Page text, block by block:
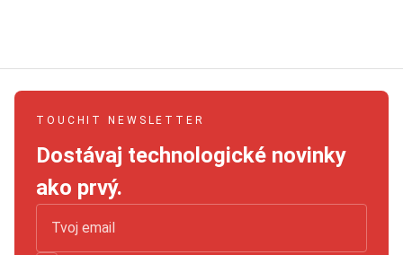
TOUCHIT NEWSLETTER
Dostávaj technologické novinky
ako prvý.